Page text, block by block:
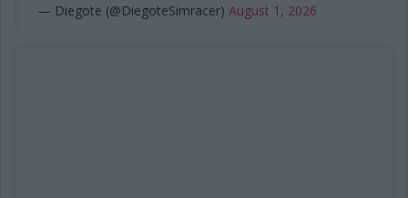
— Diegote (@DiegoteSimracer) August 1, 2026